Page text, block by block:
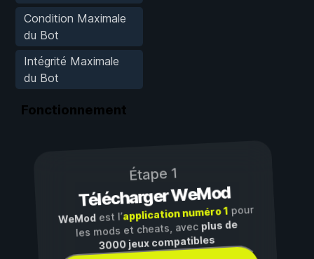
Condition Maximale
du Bot
Intégrité Maximale
du Bot
Fonctionnement
Étape 1
Télécharger WeMod
WeModest l’application numéro 1pour
les mods et cheats, avec plus de
3000 jeux compatibles